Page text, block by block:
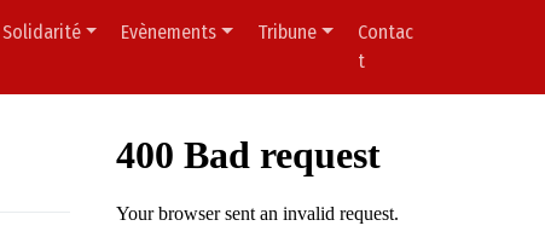
Solidarité Evènements Tribune
Contac
t